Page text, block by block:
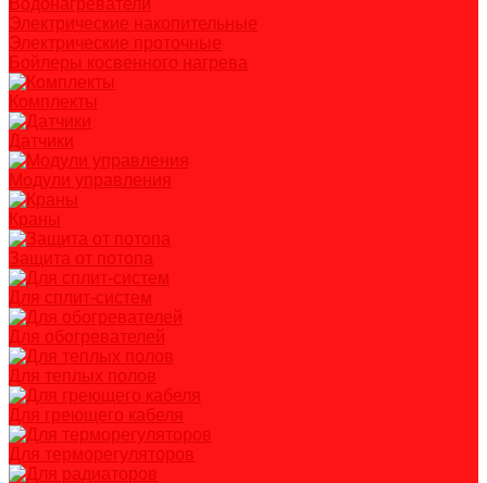
Водонагреватели
Электрические накопительные
Электрические проточные
Бойлеры косвенного нагрева
Комплекты
Датчики
Модули управления
Краны
Защита от потопа
Для сплит-систем
Для обогревателей
Для теплых полов
Для греющего кабеля
Для терморегуляторов